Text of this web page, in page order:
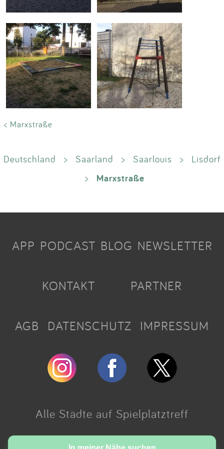
< Marxstraße
Deutschland > Saarland > Saarlouis >
Lisdorf
>
Marxstraße
APP PODCAST BLOG NEWSLETTER
KONTAKT PARTNER
AGB DATENSCHUTZ IMPRESSUM
Alle Städte auf Spielplatztreff